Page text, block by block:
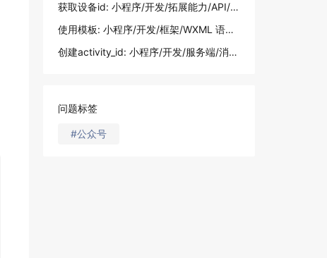
获取设备id: 小程序/开发/拓展能力/API/多端框架新增API/获取设备 Id
使用模板: 小程序/开发/框架/WXML 语法参考/模板
创建activity_id: 小程序/开发/服务端/消息相关/动态消息/创建activity_id
问题标签
#公众号